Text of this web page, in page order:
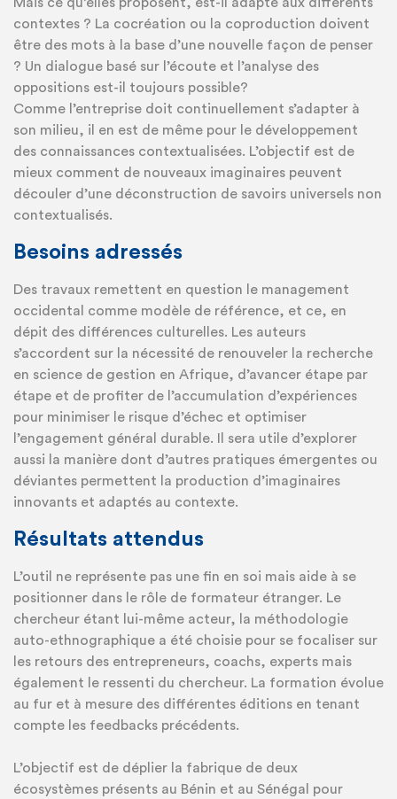
Mais ce qu’elles proposent, est-il adapté aux différents
contextes ? La cocréation ou la coproduction doivent
être des mots à la base d’une nouvelle façon de penser
? Un dialogue basé sur l’écoute et l’analyse des
oppositions est-il toujours possible?
Comme l’entreprise doit continuellement s’adapter à
son milieu, il en est de même pour le développement
des connaissances contextualisées. L’objectif est de
mieux comment de nouveaux imaginaires peuvent
découler d’une déconstruction de savoirs universels non
contextualisés.
Besoins adressés
Des travaux remettent en question le management
occidental comme modèle de référence, et ce, en
dépit des différences culturelles. Les auteurs
s’accordent sur la nécessité de renouveler la recherche
en science de gestion en Afrique, d’avancer étape par
étape et de profiter de l’accumulation d’expériences
pour minimiser le risque d’échec et optimiser
l’engagement général durable. Il sera utile d’explorer
aussi la manière dont d’autres pratiques émergentes ou
déviantes permettent la production d’imaginaires
innovants et adaptés au contexte.
Résultats attendus
L’outil ne représente pas une fin en soi mais aide à se
positionner dans le rôle de formateur étranger. Le
chercheur étant lui-même acteur, la méthodologie
auto-ethnographique a été choisie pour se focaliser sur
les retours des entrepreneurs, coachs, experts mais
également le ressenti du chercheur. La formation évolue
au fur et à mesure des différentes éditions en tenant
compte les feedbacks précédents.
L’objectif est de déplier la fabrique de deux
écosystèmes présents au Bénin et au Sénégal pour